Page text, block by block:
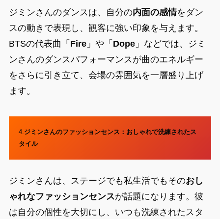
ジミンさんのダンスは、自分の内面の感情をダン
スの動きで表現し、観客に強い印象を与えます。
BTSの代表曲「 Fire」や「 Dope」などでは、ジミ
ンさんのダンスパフォーマンスが曲のエネルギー
をさらに引き立て、会場の雰囲気を一層盛り上げ
ます。
4. ジミンさんのファッションセンス：おしゃれで洗練されたス
タイル
ジミンさんは、ステージでも私生活でもそのおし
ゃれなファッションセンスが話題になります。彼
は自分の個性を大切にし、いつも洗練されたスタ